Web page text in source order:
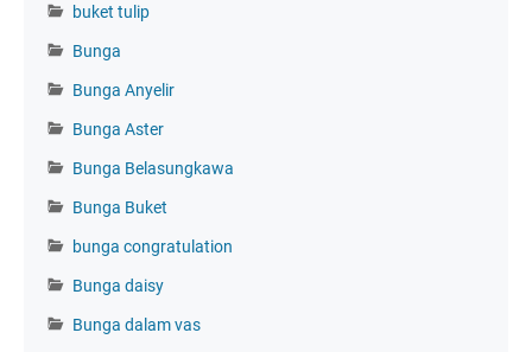
buket tulip
Bunga
Bunga Anyelir
Bunga Aster
Bunga Belasungkawa
Bunga Buket
bunga congratulation
Bunga daisy
Bunga dalam vas